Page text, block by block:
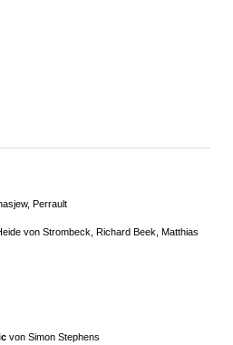
Perrault
von Strombeck, Richard Beek, Matthias
von Simon Stephens